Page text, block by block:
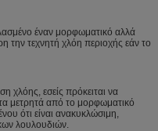
έναν μορφωματικό αλλά
την τεχνητή χλόη περιοχής εάν το
χλόης, εσείς πρόκειται να
μετρητά από το μορφωματικό
ότι είναι ανακυκλώσιμη,
λουλουδιών.